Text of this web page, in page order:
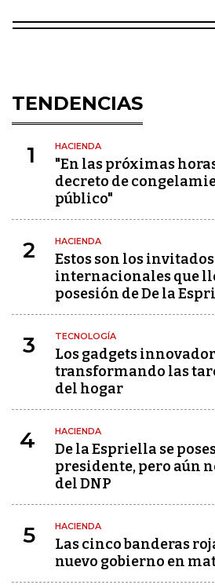
TENDENCIAS
1 HACIENDA
"En las próximas
decreto de
público"
2 HACIENDA
Estos son los invitados
internacionales que
posesión de De la
3 TECNOLOGÍA
Los gadgets
transformando las
del hogar
4 HACIENDA
De la Espriella se
presidente, pero aún
del DNP
5 HACIENDA
Las cinco banderas
nuevo gobierno en